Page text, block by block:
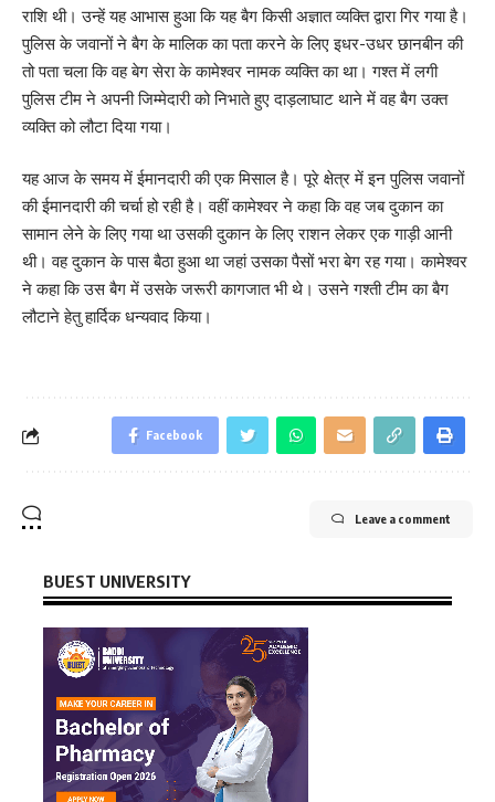
राशि थी। उन्हें यह आभास हुआ कि यह बैग किसी अज्ञात व्यक्ति द्वारा गिर गया है।
पुलिस के जवानों ने बैग के मालिक का पता करने के लिए इधर-उधर छानबीन की
तो पता चला कि वह बेग सेरा के कामेश्वर नामक व्यक्ति का था। गश्त में लगी
पुलिस टीम ने अपनी जिम्मेदारी को निभाते हुए दाड़लाघाट थाने में वह बैग उक्त
व्यक्ति को लौटा दिया गया।
यह आज के समय में ईमानदारी की एक मिसाल है। पूरे क्षेत्र में इन पुलिस जवानों
की ईमानदारी की चर्चा हो रही है। वहीं कामेश्वर ने कहा कि वह जब दुकान का
सामान लेने के लिए गया था उसकी दुकान के लिए राशन लेकर एक गाड़ी आनी
थी। वह दुकान के पास बैठा हुआ था जहां उसका पैसों भरा बेग रह गया। कामेश्वर
ने कहा कि उस बैग में उसके जरूरी कागजात भी थे। उसने गश्ती टीम का बैग
लौटाने हेतु हार्दिक धन्यवाद किया।
Facebook
Leave a comment
BUEST UNIVERSITY